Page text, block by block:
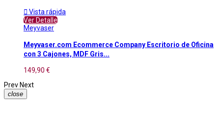
 Vista rápida
Ver Detalle
Meyvaser
Meyvaser.com Ecommerce Company Escritorio de Oficina
con 3 Cajones, MDF Gris...
149,90 €
Prev Next
close